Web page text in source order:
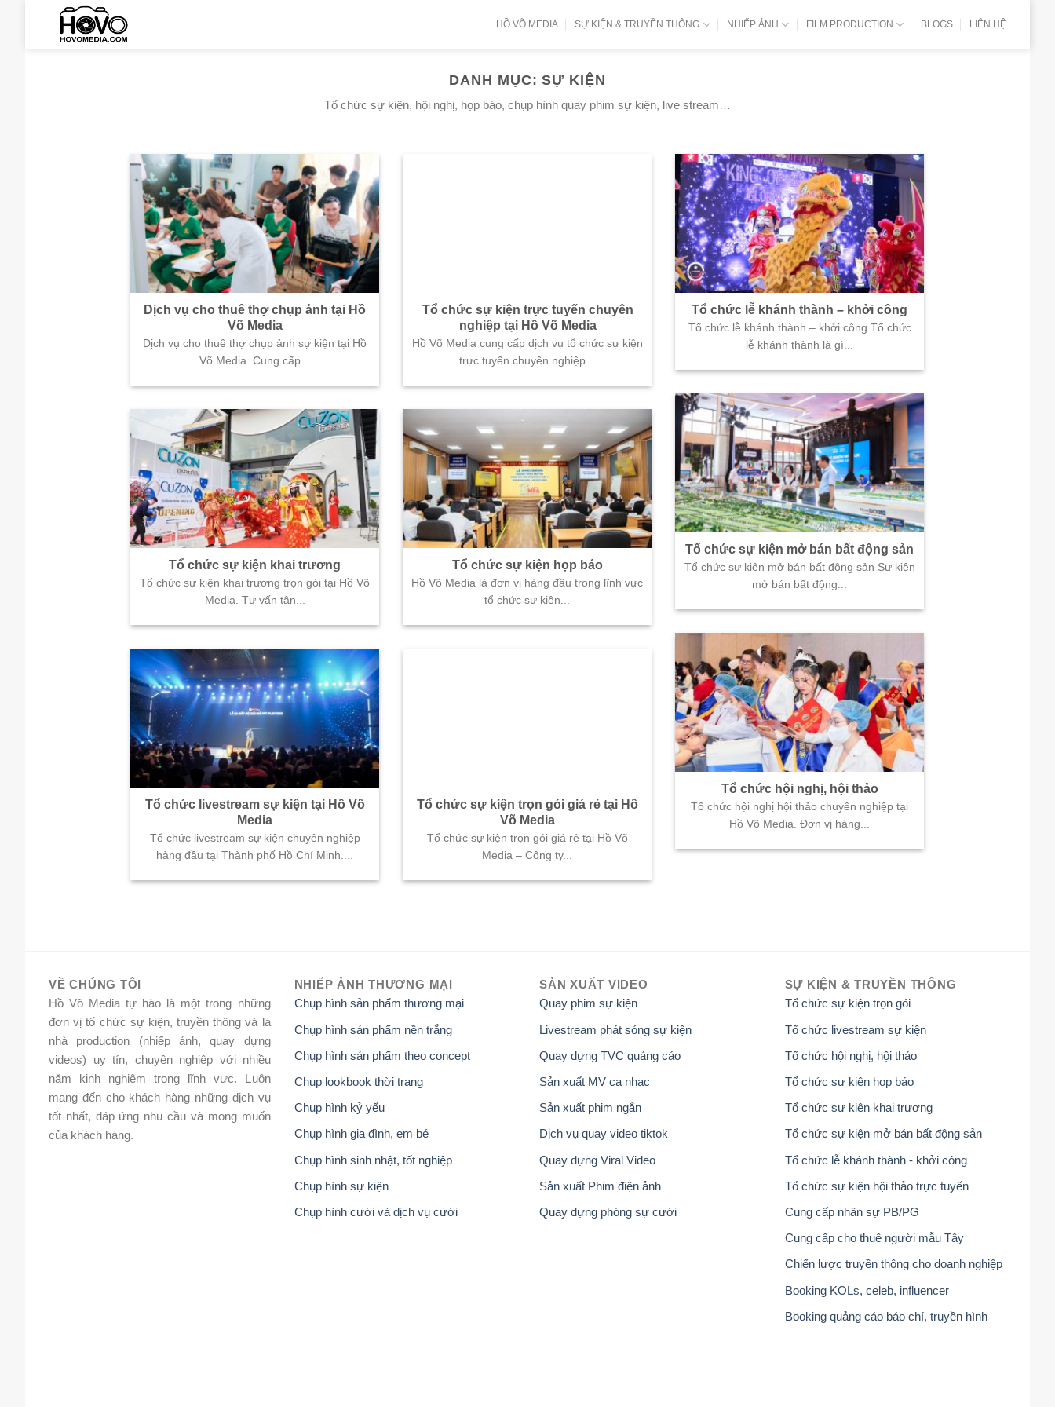
content
HỒ VÕ MEDIA SỰ KIỆN & TRUYỀN THÔNG NHIẾP ẢNH FILM PRODUCTION BLOGS LIÊN HỆ
DANH MỤC:SỰ KIỆN
Tổ chức sự kiện, hội nghị, họp báo, chụp hình quay phim sự kiện, live stream…
Dịch vụ cho thuê thợ chụp ảnh tại Hồ
Võ Media
Dịch vụ cho thuê thợ chụp ảnh sự kiện tại Hồ
Võ Media. Cung cấp...
Tổ chức sự kiện trực tuyến chuyên
nghiệp tại Hồ Võ Media
Hồ Võ Media cung cấp dịch vụ tổ chức sự kiện
trực tuyến chuyên nghiệp...
Tổ chức lễ khánh thành – khởi công
Tổ chức lễ khánh thành – khởi công Tổ chức
lễ khánh thành là gì...
Tổ chức sự kiện mở bán bất động sản
Tổ chức sự kiện mở bán bất động sản Sự kiện
mở bán bất động...
Tổ chức sự kiện khai trương
Tổ chức sự kiện khai trương trọn gói tại Hồ Võ
Media. Tư vấn tận...
Tổ chức sự kiện họp báo
Hồ Võ Media là đơn vị hàng đầu trong lĩnh vực
tổ chức sự kiện...
Tổ chức hội nghị, hội thảo
Tổ chức hội nghị hội thảo chuyên nghiệp tại
Hồ Võ Media. Đơn vị hàng...
Tổ chức livestream sự kiện tại Hồ Võ
Media
Tổ chức livestream sự kiện chuyên nghiệp
hàng đầu tại Thành phố Hồ Chí Minh....
Tổ chức sự kiện trọn gói giá rẻ tại Hồ
Võ Media
Tổ chức sự kiện trọn gói giá rẻ tại Hồ Võ
Media – Công ty...
VỀ CHÚNG TÔI
Hồ Võ Media tự hào là một trong những
đơn vị tổ chức sự kiện, truyền thông và là
nhà production (nhiếp ảnh, quay dựng
videos) uy tín, chuyên nghiệp với nhiều
năm kinh nghiệm trong lĩnh vực. Luôn
mang đến cho khách hàng những dịch vụ
tốt nhất, đáp ứng nhu cầu và mong muốn
của khách hàng.
NHIẾP ẢNH THƯƠNG MẠI
Chụp hình sản phẩm thương mại
Chụp hình sản phẩm nền trắng
Chụp hình sản phẩm theo concept
Chụp lookbook thời trang
Chụp hình kỷ yếu
Chụp hình gia đình, em bé
Chụp hình sinh nhật, tốt nghiệp
Chụp hình sự kiện
Chụp hình cưới và dịch vụ cưới
SẢN XUẤT VIDEO
Quay phim sự kiện
Livestream phát sóng sự kiện
Quay dựng TVC quảng cáo
Sản xuất MV ca nhạc
Sản xuất phim ngắn
Dịch vụ quay video tiktok
Quay dựng Viral Video
Sản xuất Phim điện ảnh
Quay dựng phóng sự cưới
SỰ KIỆN & TRUYỀN THÔNG
Tổ chức sự kiện trọn gói
Tổ chức livestream sự kiện
Tổ chức hội nghị, hội thảo
Tổ chức sự kiện họp báo
Tổ chức sự kiện khai trương
Tổ chức sự kiện mở bán bất động sản
Tổ chức lễ khánh thành - khởi công
Tổ chức sự kiện hội thảo trực tuyến
Cung cấp nhân sự PB/PG
Cung cấp cho thuê người mẫu Tây
Chiến lược truyền thông cho doanh nghiệp
Booking KOLs, celeb, influencer
Booking quảng cáo báo chí, truyền hình